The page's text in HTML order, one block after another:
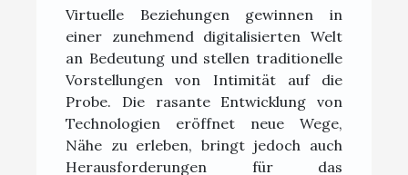
könnten
Virtuelle Beziehungen gewinnen in
einer zunehmend digitalisierten Welt
an Bedeutung und stellen traditionelle
Vorstellungen von Intimität auf die
Probe. Die rasante Entwicklung von
Technologien eröffnet neue Wege,
Nähe zu erleben, bringt jedoch auch
Herausforderungen für das